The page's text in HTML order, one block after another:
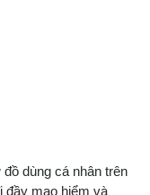
dùng cá nhân trên
đầy mạo hiểm và